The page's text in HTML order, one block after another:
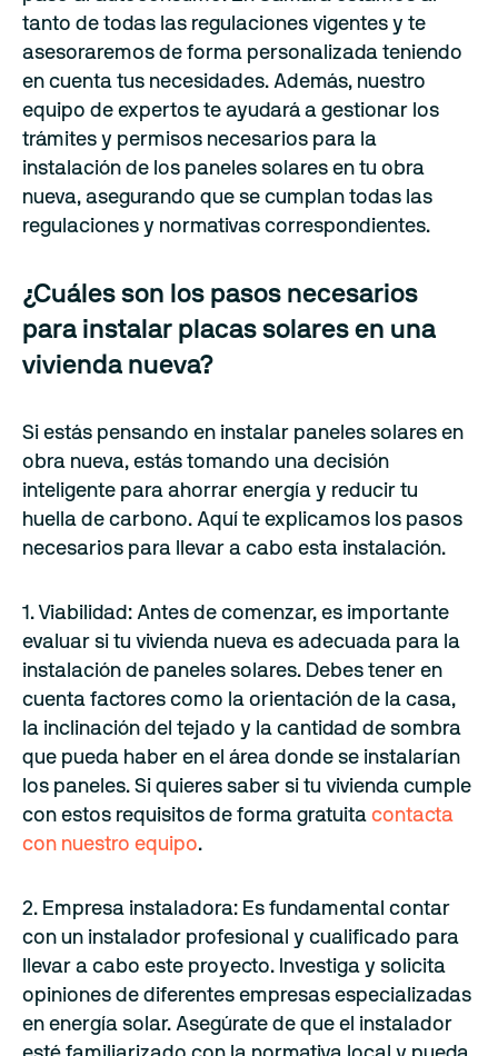
tanto de todas las regulaciones vigentes y te
asesoraremos de forma personalizada teniendo
en cuenta tus necesidades. Además, nuestro
equipo de expertos te ayudará a gestionar los
trámites y permisos necesarios para la
instalación de los paneles solares en tu obra
nueva, asegurando que se cumplan todas las
regulaciones y normativas correspondientes.
¿Cuáles son los pasos necesarios
para instalar placas solares en una
vivienda nueva?
Si estás pensando en instalar paneles solares en
obra nueva, estás tomando una decisión
inteligente para ahorrar energía y reducir tu
huella de carbono. Aquí te explicamos los pasos
necesarios para llevar a cabo esta instalación.
1. Viabilidad: Antes de comenzar, es importante
evaluar si tu vivienda nueva es adecuada para la
instalación de paneles solares. Debes tener en
cuenta factores como la orientación de la casa,
la inclinación del tejado y la cantidad de sombra
que pueda haber en el área donde se instalarían
los paneles. Si quieres saber si tu vivienda cumple
con estos requisitos de forma gratuita contacta
con nuestro equipo.
2. Empresa instaladora: Es fundamental contar
con un instalador profesional y cualificado para
llevar a cabo este proyecto. Investiga y solicita
opiniones de diferentes empresas especializadas
en energía solar. Asegúrate de que el instalador